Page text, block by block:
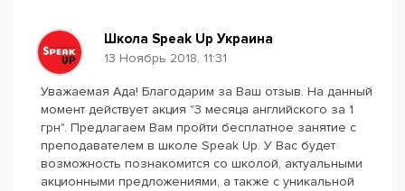
Школа Speak Up Украина
13 Ноябрь 2018, 11:31
Уважаемая Ада! Благодарим за Ваш отзыв. На данный
момент действует акция "3 месяца английского за 1
грн". Предлагаем Вам пройти бесплатное занятие с
преподавателем в школе Speak Up. У Вас будет
возможность познакомится со школой, актуальными
акционными предложениями, а также с уникальной